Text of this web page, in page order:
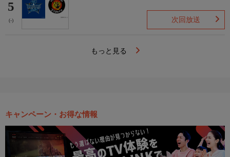
5
(-) 次回放送
もっと見る
キャンペーン・お得な情報